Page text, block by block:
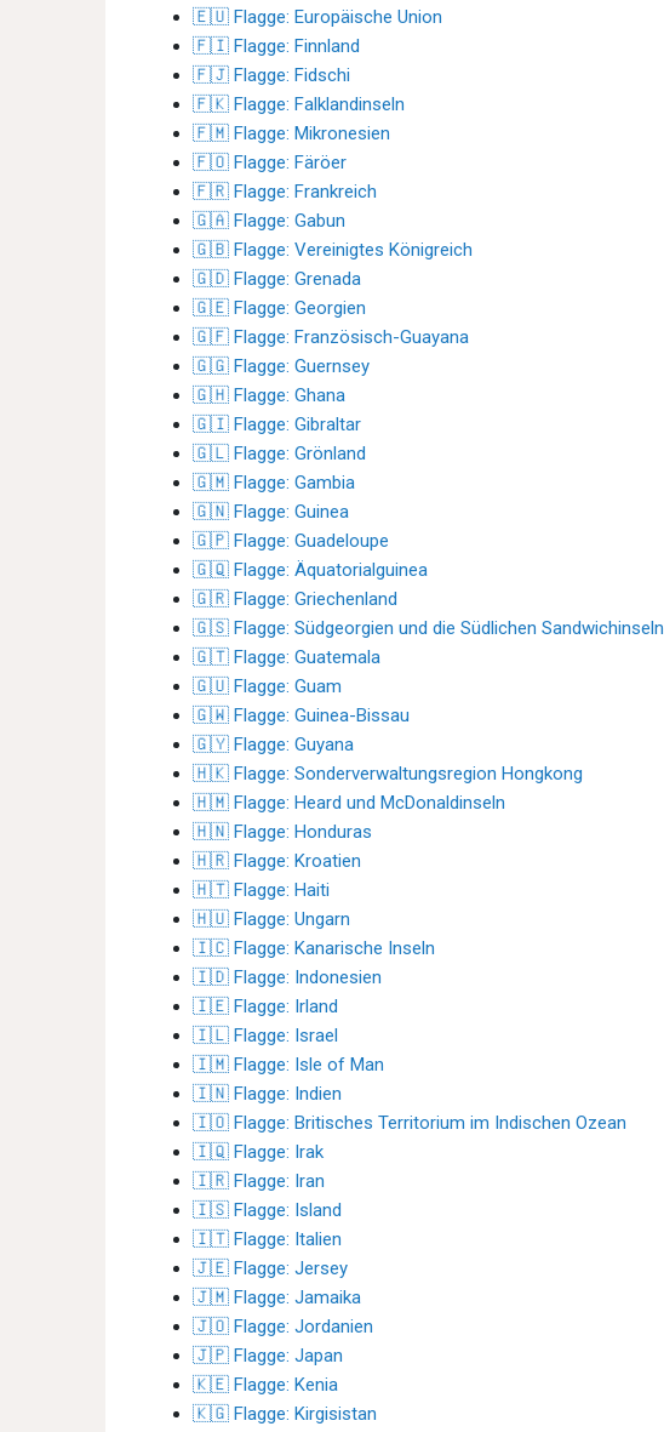
🇪🇺 Flagge: Europäische Union
🇫🇮 Flagge: Finnland
🇫🇯 Flagge: Fidschi
🇫🇰 Flagge: Falklandinseln
🇫🇲 Flagge: Mikronesien
🇫🇴 Flagge: Färöer
🇫🇷 Flagge: Frankreich
🇬🇦 Flagge: Gabun
🇬🇧 Flagge: Vereinigtes Königreich
🇬🇩 Flagge: Grenada
🇬🇪 Flagge: Georgien
🇬🇫 Flagge: Französisch-Guayana
🇬🇬 Flagge: Guernsey
🇬🇭 Flagge: Ghana
🇬🇮 Flagge: Gibraltar
🇬🇱 Flagge: Grönland
🇬🇲 Flagge: Gambia
🇬🇳 Flagge: Guinea
🇬🇵 Flagge: Guadeloupe
🇬🇶 Flagge: Äquatorialguinea
🇬🇷 Flagge: Griechenland
🇬🇸 Flagge: Südgeorgien und die Südlichen Sandwichinseln
🇬🇹 Flagge: Guatemala
🇬🇺 Flagge: Guam
🇬🇼 Flagge: Guinea-Bissau
🇬🇾 Flagge: Guyana
🇭🇰 Flagge: Sonderverwaltungsregion Hongkong
🇭🇲 Flagge: Heard und McDonaldinseln
🇭🇳 Flagge: Honduras
🇭🇷 Flagge: Kroatien
🇭🇹 Flagge: Haiti
🇭🇺 Flagge: Ungarn
🇮🇨 Flagge: Kanarische Inseln
🇮🇩 Flagge: Indonesien
🇮🇪 Flagge: Irland
🇮🇱 Flagge: Israel
🇮🇲 Flagge: Isle of Man
🇮🇳 Flagge: Indien
🇮🇴 Flagge: Britisches Territorium im Indischen Ozean
🇮🇶 Flagge: Irak
🇮🇷 Flagge: Iran
🇮🇸 Flagge: Island
🇮🇹 Flagge: Italien
🇯🇪 Flagge: Jersey
🇯🇲 Flagge: Jamaika
🇯🇴 Flagge: Jordanien
🇯🇵 Flagge: Japan
🇰🇪 Flagge: Kenia
🇰🇬 Flagge: Kirgisistan